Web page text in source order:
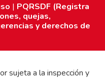
| PQRSDF (Registra
quejas,
y derechos de
sujeta a la inspección y